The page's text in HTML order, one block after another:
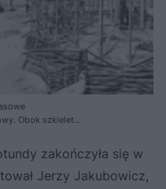
Obok szkielet
zakończyła się w
Jerzy Jakubowicz,